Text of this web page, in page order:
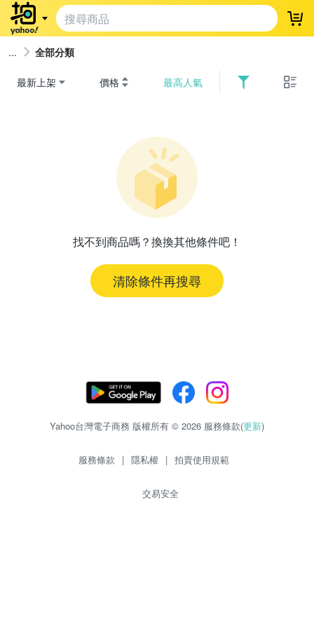
登
全部分類
最新上架 價格 最高人氣
找不到商品嗎？換換其他條件吧！
清除條件再搜尋
Yahoo台灣電子商務 版權所有 © 2026 服務條款(更新)
服務條款 | 隱私權 | 拍賣使用規範
交易安全